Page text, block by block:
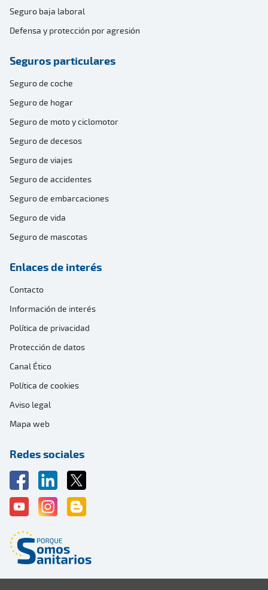
Seguro baja laboral
Defensa y protección por agresión
Seguros particulares
Seguro de coche
Seguro de hogar
Seguro de moto y ciclomotor
Seguro de decesos
Seguro de viajes
Seguro de accidentes
Seguro de embarcaciones
Seguro de vida
Seguro de mascotas
Enlaces de interés
Contacto
Información de interés
Política de privacidad
Protección de datos
Canal Ético
Política de cookies
Aviso legal
Mapa web
Redes sociales